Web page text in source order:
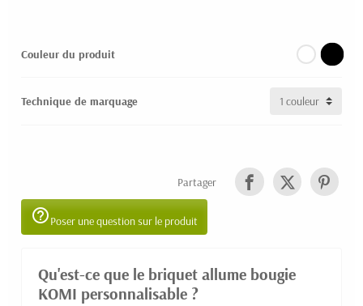
Couleur du produit
Technique de marquage
Partager
help_outlinePoser une question sur le produit
Qu'est-ce que le briquet allume bougie
KOMI personnalisable ?